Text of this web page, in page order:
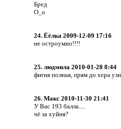
Бред
О_о
24. Ёёлка 2009-12-09 17:16
не остроумно!!!!
25. людмила 2010-01-28 8:44
фигня полная, прям до хера
26. Макс 2010-11-30 21:41
У Вас 193 балла....
чё за хуйня?